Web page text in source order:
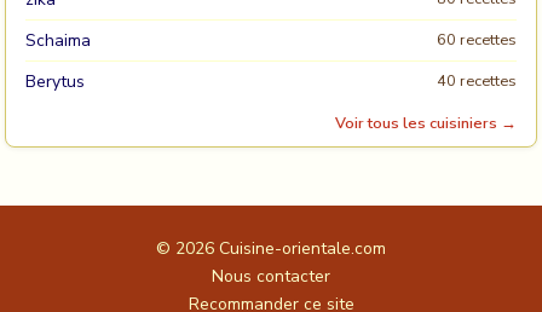
Schaima 60 recettes
Berytus
40 recettes
Voir tous les cuisiniers →
© 2026 Cuisine-orientale.com
Nous contacter
Recommander ce site